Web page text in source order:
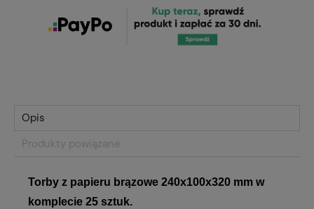
Opis
Produkty powiązane
Torby z papieru brązowe 240x100x320 mm w
komplecie 25 sztuk.